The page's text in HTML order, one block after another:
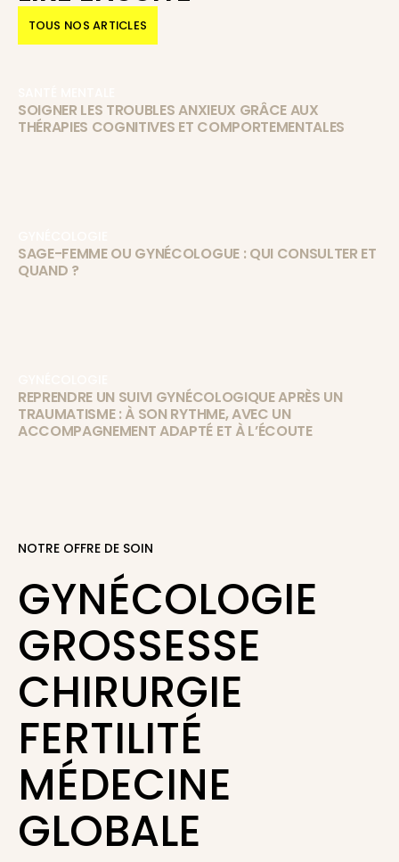
TOUS NOS ARTICLES
SOIGNER LES TROUBLES ANXIEUX GRÂCE AUX
THÉRAPIES COGNITIVES ET COMPORTEMENTALES
SAGE-FEMME OU GYNÉCOLOGUE : QUI CONSULTER ET
QUAND ?
REPRENDRE UN SUIVI GYNÉCOLOGIQUE APRÈS UN
TRAUMATISME : À SON RYTHME, AVEC UN
ACCOMPAGNEMENT ADAPTÉ ET À L’ÉCOUTE
NOTRE OFFRE DE SOIN
GYNÉCOLOGIE
GROSSESSE
CHIRURGIE
FERTILITÉ
MÉDECINE
GLOBALE